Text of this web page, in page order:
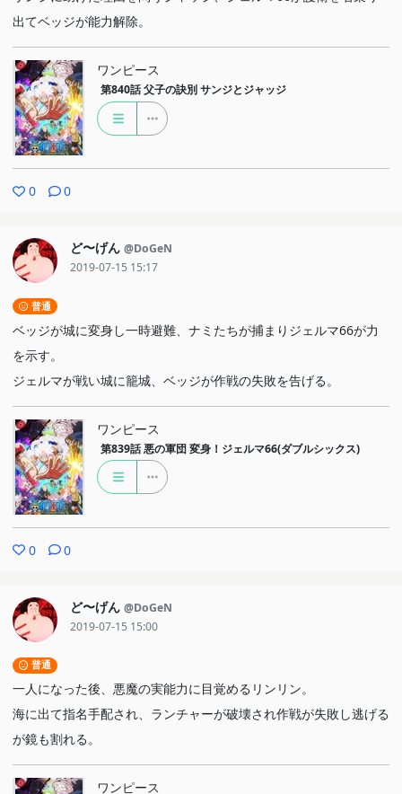
出てベッジが能力解除。
ワンピース
第840話 父子の訣別 サンジとジャッジ
0 0
ど〜げん @DoGeN
2019-07-15 15:17
普通
ベッジが城に変身し一時避難、ナミたちが捕まりジェルマ66が力
を示す。
ジェルマが戦い城に籠城、ベッジが作戦の失敗を告げる。
ワンピース
第839話 悪の軍団 変身！ジェルマ66(ダブルシックス)
0 0
ど〜げん @DoGeN
2019-07-15 15:00
普通
一人になった後、悪魔の実能力に目覚めるリンリン。
海に出て指名手配され、ランチャーが破壊され作戦が失敗し逃げる
が鏡も割れる。
ワンピース